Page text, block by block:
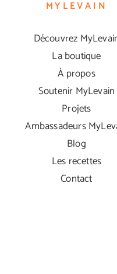
MYLEVAIN
Découvrez
La boutique
À propos
Soutenir MyLevain
Projets
Ambassadeurs
Blog
Les recettes
Contact